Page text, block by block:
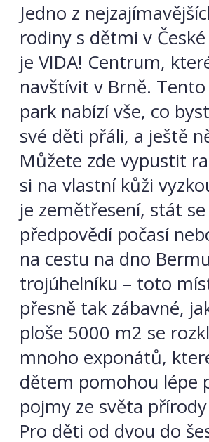
Jedno z
rodiny s dětmi v
je VIDA! Centrum,
navštívit v Brně.
park nabízí vše, co
své děti přáli, a ještě
Můžete zde vypustit
si na vlastní kůži
je zemětřesení, stát se
předpovědí počasí
na cestu na dno
trojúhelníku – toto
přesně tak zábavné,
ploše 5000 m2 se
mnoho exponátů,
dětem pomohou lépe
pojmy ze světa
Pro děti od dvou do